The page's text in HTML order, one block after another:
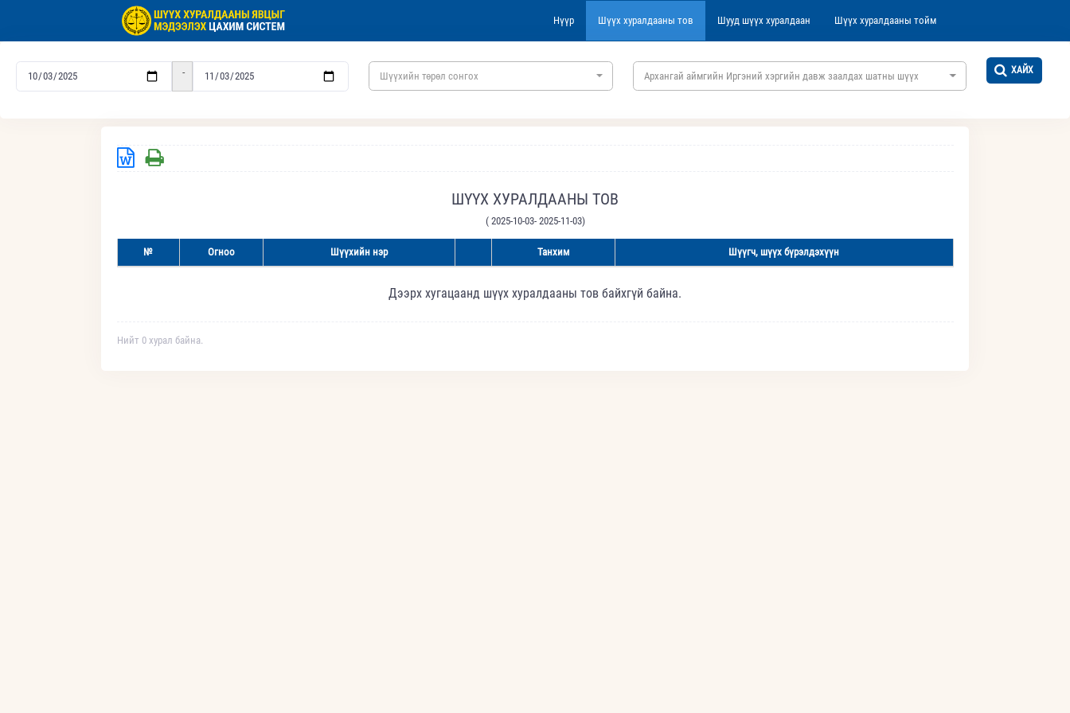
Нүүр Шүүх хуралдааны тов Шууд шүүх хуралдаан Шүүх хуралдааны тойм
- Шүүхийн төрөл сонгох Архангай аймгийн Иргэний хэргийн давж заалдах шатны шүүх
ХАЙХ
ШҮҮХ ХУРАЛДААНЫ ТОВ
( 2025-10-03- 2025-11-03)
№ Огноо Шүүхийн нэр Танхим Шүүгч, шүүх бүрэлдэхүүн
Дээрх хугацаанд шүүх хуралдааны тов байхгүй байна.
Нийт 0 хурал байна.